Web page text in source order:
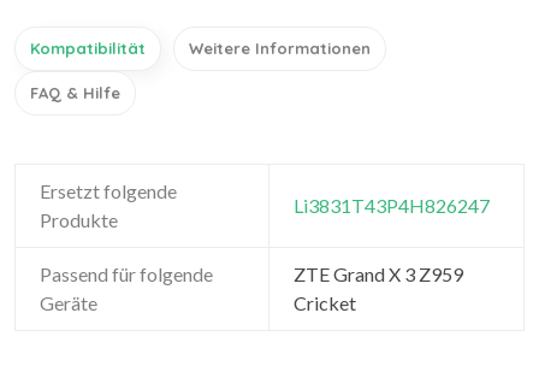
Kompatibilität Weitere Informationen
FAQ & Hilfe
Ersetzt folgende
Produkte
Li3831T43P4H826247
Passend für folgende
Geräte
ZTE Grand X 3 Z959
Cricket